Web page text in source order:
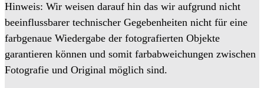
Hinweis: Wir weisen darauf hin das wir aufgrund nicht
beeinflussbarer technischer Gegebenheiten nicht für eine
farbgenaue Wiedergabe der fotografierten Objekte
garantieren können und somit farbabweichungen zwischen
Fotografie und Original möglich sind.